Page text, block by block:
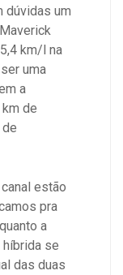
dúvidas um
km/l na
uma
a
de
estão
pra
a
se
das duas